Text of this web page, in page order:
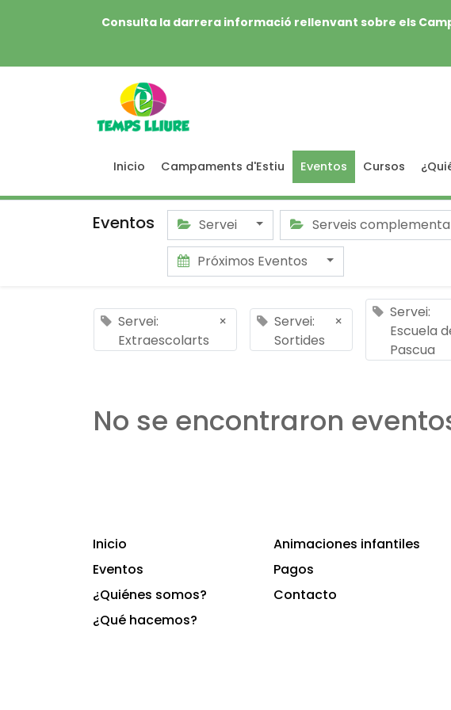
Consulta la darrera informació rellenvant sobre els
Inicio Campaments d'Estiu Eventos Cursos
Eventos Servei Serveis
Próximos Eventos
Servei:
Extraescolarts
×
Servei:
Sortides
×
Servei:
Escuela
Pascua
No se encontraron
Inicio
Eventos
¿Quiénes somos?
¿Qué hacemos?
Animaciones infantiles
Pagos
Contacto